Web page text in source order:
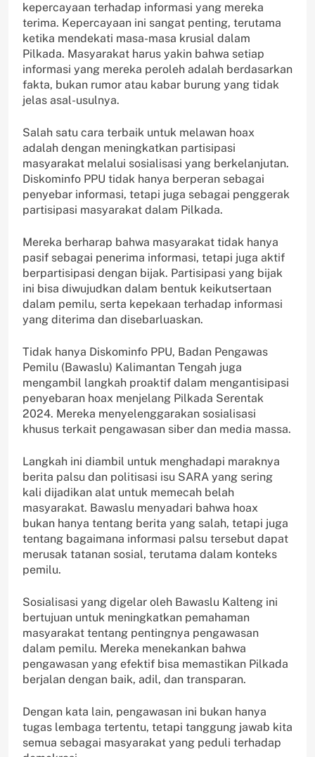
kepercayaan terhadap informasi yang mereka
terima. Kepercayaan ini sangat penting, terutama
ketika mendekati masa-masa krusial dalam
Pilkada. Masyarakat harus yakin bahwa setiap
informasi yang mereka peroleh adalah berdasarkan
fakta, bukan rumor atau kabar burung yang tidak
jelas asal-usulnya.
Salah satu cara terbaik untuk melawan hoax
adalah dengan meningkatkan partisipasi
masyarakat melalui sosialisasi yang berkelanjutan.
Diskominfo PPU tidak hanya berperan sebagai
penyebar informasi, tetapi juga sebagai penggerak
partisipasi masyarakat dalam Pilkada.
Mereka berharap bahwa masyarakat tidak hanya
pasif sebagai penerima informasi, tetapi juga aktif
berpartisipasi dengan bijak. Partisipasi yang bijak
ini bisa diwujudkan dalam bentuk keikutsertaan
dalam pemilu, serta kepekaan terhadap informasi
yang diterima dan disebarluaskan.
Tidak hanya Diskominfo PPU, Badan Pengawas
Pemilu (Bawaslu) Kalimantan Tengah juga
mengambil langkah proaktif dalam mengantisipasi
penyebaran hoax menjelang Pilkada Serentak
2024. Mereka menyelenggarakan sosialisasi
khusus terkait pengawasan siber dan media massa.
Langkah ini diambil untuk menghadapi maraknya
berita palsu dan politisasi isu SARA yang sering
kali dijadikan alat untuk memecah belah
masyarakat. Bawaslu menyadari bahwa hoax
bukan hanya tentang berita yang salah, tetapi juga
tentang bagaimana informasi palsu tersebut dapat
merusak tatanan sosial, terutama dalam konteks
pemilu.
Sosialisasi yang digelar oleh Bawaslu Kalteng ini
bertujuan untuk meningkatkan pemahaman
masyarakat tentang pentingnya pengawasan
dalam pemilu. Mereka menekankan bahwa
pengawasan yang efektif bisa memastikan Pilkada
berjalan dengan baik, adil, dan transparan.
Dengan kata lain, pengawasan ini bukan hanya
tugas lembaga tertentu, tetapi tanggung jawab kita
semua sebagai masyarakat yang peduli terhadap